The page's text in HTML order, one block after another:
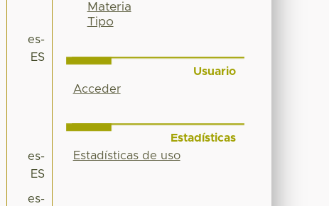
es-
ES
es-
ES
es-
Materia
Tipo
Usuario
Acceder
Estadísticas
Estadísticas de uso